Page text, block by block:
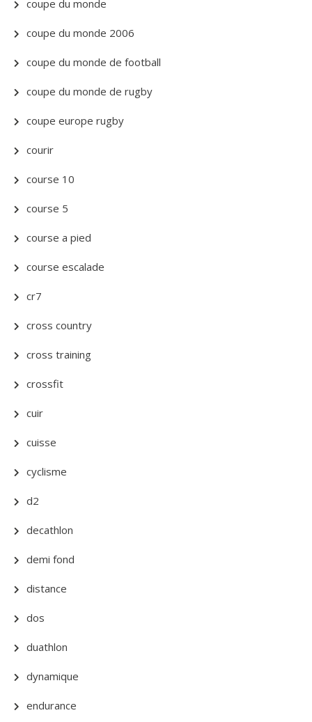
coupe du monde
coupe du monde 2006
coupe du monde de football
coupe du monde de rugby
coupe europe rugby
courir
course 10
course 5
course a pied
course escalade
cr7
cross country
cross training
crossfit
cuir
cuisse
cyclisme
d2
decathlon
demi fond
distance
dos
duathlon
dynamique
endurance